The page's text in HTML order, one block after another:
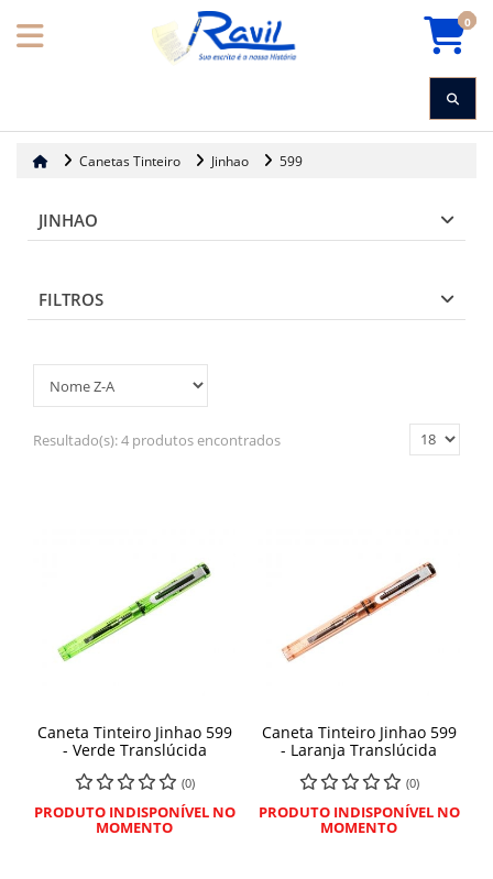
0
Canetas Tinteiro Jinhao 599
JINHAO
FILTROS
Resultado(s):4 produtos encontrados
Caneta Tinteiro Jinhao 599
- Verde Translúcida
(0)
PRODUTO INDISPONÍVEL NO
MOMENTO
Caneta Tinteiro Jinhao 599
- Laranja Translúcida
(0)
PRODUTO INDISPONÍVEL NO
MOMENTO